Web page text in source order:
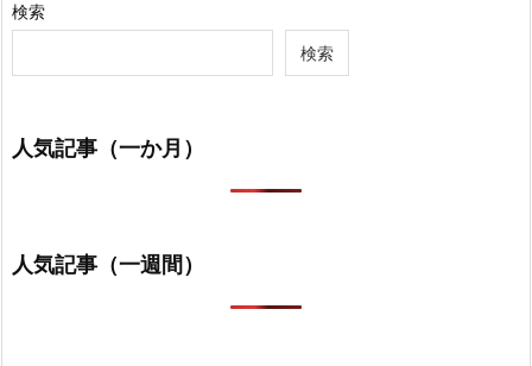
検索
検索
人気記事（一か月）
人気記事（一週間）